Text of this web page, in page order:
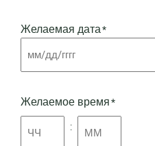
Желаемая дата*
Желаемое время*
: